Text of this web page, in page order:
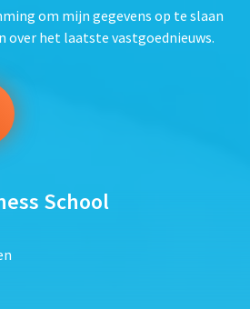
om mijn gegevens op te slaan
over het laatste vastgoednieuws.
School